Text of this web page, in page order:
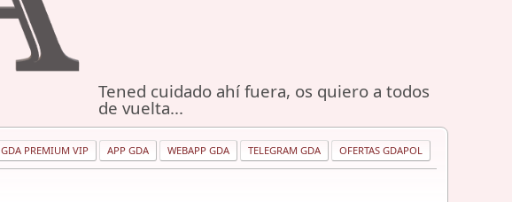
Tened cuidado ahí fuera, os quiero a todos
de vuelta...
GDA PREMIUM VIP APP GDA WEBAPP GDA TELEGRAM GDA OFERTAS GDAPOL